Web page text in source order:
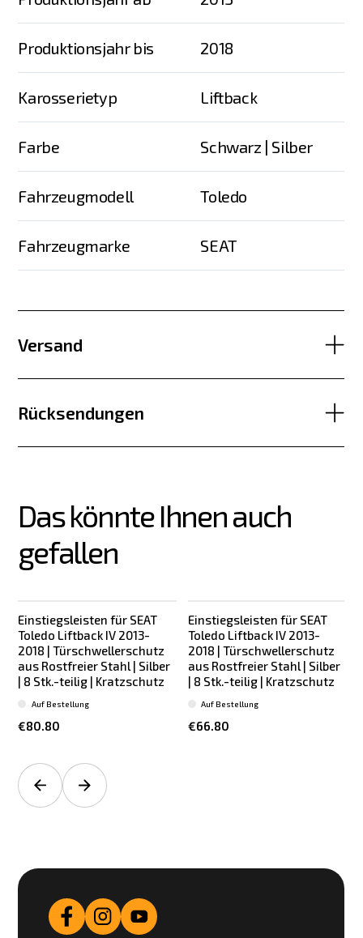
Produktionsjahr bis 2018
Karosserietyp Liftback
Farbe Schwarz | Silber
Fahrzeugmodell Toledo
Fahrzeugmarke SEAT
Versand
Rücksendungen
Das könnte Ihnen auch
gefallen
Einstiegsleisten für SEAT
Toledo Liftback IV 2013-
2018 | Türschwellerschutz
aus Rostfreier Stahl | Silber
| 8 Stk.-teilig | Kratzschutz
€80.80
Auf Bestellung
Einstiegsleisten für SEAT
Toledo Liftback IV 2013-
2018 | Türschwellerschutz
aus Rostfreier Stahl | Silber
| 8 Stk.-teilig | Kratzschutz
€66.80
Auf Bestellung